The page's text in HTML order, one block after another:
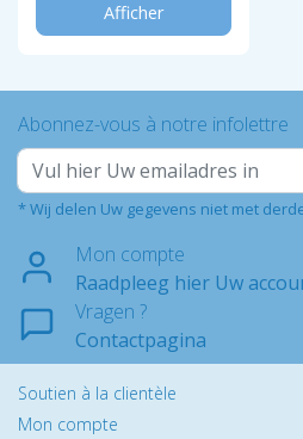
Afficher
Abonnez-vous à notre infolettre
* Wij delen Uw gegevens niet met
Mon compte
Raadpleeg hier Uw
Vragen ?
Contactpagina
Soutien à la clientèle
Mon compte